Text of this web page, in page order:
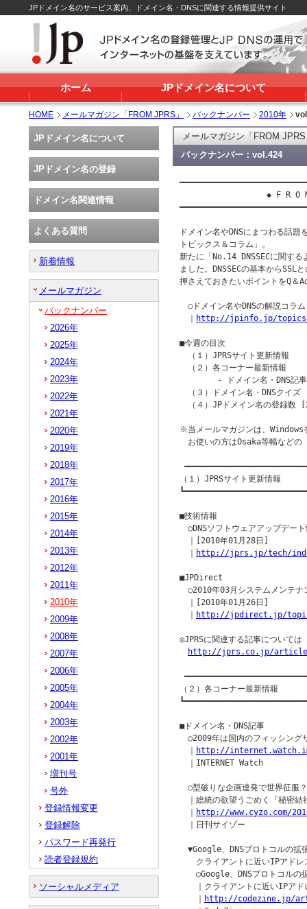
JPドメイン名のサービス案内、ドメイン名・DNSに関連する情報提供サイト
ホーム JPドメイン名について
HOME メールマガジン「FROM JPRS」 バックナンバー 2010年
メールマガジン「FROM
バックナンバー：vol.424
◆ F R O M　J P
ドメイン名やDNSにまつわる話
トピックス＆コラム」。
新たに「No.14 DNSSECに関す
ました。DNSSECの基本からSSL
押さえておきたいポイントをQ＆
○ドメイン名やDNSの解説コラ
http://jpinfo.jp/topics-
■今週の目次
（１）JPRSサイト更新情報
（２）各コーナー最新情報
- ドメイン名・DNS記事
（３）ドメイン名・DNSクイズ
（４）JPドメイン名の登録数
※当メールマガジンは、
お使いの方はOsaka等幅などの
（１）JPRSサイト更新情報
■技術情報
○DNSソフトウェアアップデー
｜[2010年01月28日]
http://jprs.jp/tech/
■JPDirect
○2010年03月システムメンテナ
｜[2010年01月26日]
http://jpdirect.jp/
◎JPRSに関連する記事について
http://jprs.co.jp/
（２）各コーナー最新情報
■ドメイン名・DNS記事
○2009年は国内のフィッシング
http://
｜INTERNET Watch
○型破りな企画連発で世界征服？
｜総統の欲望うごめく『秘密結
http://www.cyzo.com/
｜日刊サイゾー
▼Google、DNSプロトコルの拡
クライアントに近いIPアドレ
○Google、DNSプロトコルの
｜クライアントに近いIPアド
http://codezine.jp/
JPドメイン名について
JPドメイン名の登録
ドメイン名関連情報
よくある質問
新着情報
メールマガジン
バックナンバー
2026年
2025年
2024年
2023年
2022年
2021年
2020年
2019年
2018年
2017年
2016年
2015年
2014年
2013年
2012年
2011年
2010年
2009年
2008年
2007年
2006年
2005年
2004年
2003年
2002年
2001年
増刊号
号外
登録情報変更
登録解除
パスワード再発行
読者登録規約
ソーシャルメディア